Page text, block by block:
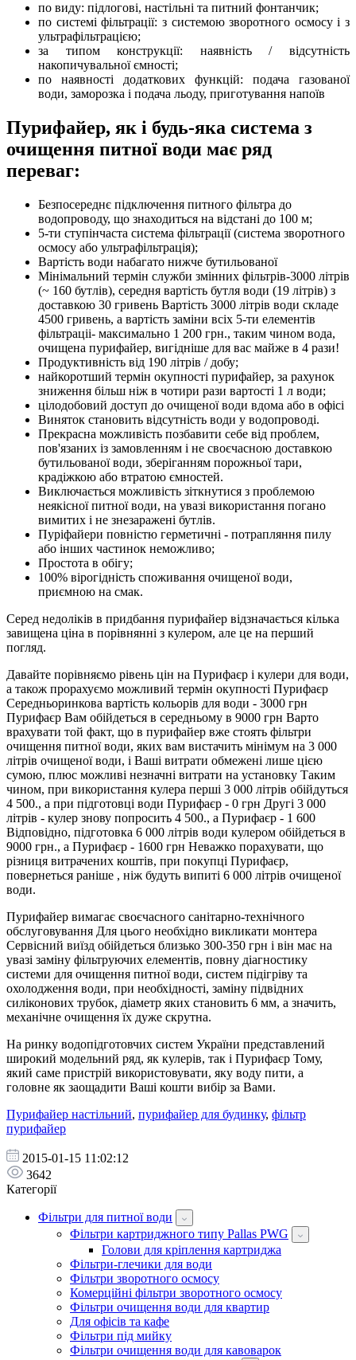
по виду: підлогові, настільні та питний фонтанчик;
по системі фільтрації: з системою зворотного осмосу і з
ультрафільтрацією;
за типом конструкції: наявність / відсутність
накопичувальної ємності;
по наявності додаткових функцій: подача газованої
води, заморозка і подача льоду, приготування напоїв
Пурифайер, як і будь-яка система з
очищення питної води має ряд
переваг:
Безпосереднє підключення питного фільтра до
водопроводу, що знаходиться на відстані до 100 м;
5-ти ступінчаста система фільтрації (система зворотного
осмосу або ультрафільтрація);
Вартість води набагато нижче бутильованої
Мінімальний термін служби змінних фільтрів-3000 літрів
(~ 160 бутлів), середня вартість бутля води (19 літрів) з
доставкою 30 гривень Вартість 3000 літрів води складе
4500 гривень, а вартість заміни всіх 5-ти елементів
фільтраціі- максимально 1 200 грн., таким чином вода,
очищена пурифайер, вигідніше для вас майже в 4 рази!
Продуктивність від 190 літрів / добу;
найкоротший термін окупності пурифайер, за рахунок
зниження більш ніж в чотири рази вартості 1 л води;
цілодобовий доступ до очищеної води вдома або в офісі
Виняток становить відсутність води у водопроводі.
Прекрасна можливість позбавити себе від проблем,
пов'язаних із замовленням і не своєчасною доставкою
бутильованої води, зберіганням порожньої тари,
крадіжкою або втратою ємностей.
Виключається можливість зіткнутися з проблемою
неякісної питної води, на увазі використання погано
вимитих і не знезаражені бутлів.
Пуріфайери повністю герметичні - потрапляння пилу
або інших частинок неможливо;
Простота в обігу;
100% вірогідність споживання очищеної води,
приємною на смак.
Серед недоліків в придбання пурифайер відзначається кілька
завищена ціна в порівнянні з кулером, але це на перший
погляд.
Давайте порівняємо рівень цін на Пурифаєр і кулери для води,
а також прорахуємо можливий термін окупності Пурифаєр
Середньоринкова вартість кольорів для води - 3000 грн
Пурифаєр Вам обійдеться в середньому в 9000 грн Варто
врахувати той факт, що в пурифайер вже стоять фільтри
очищення питної води, яких вам вистачить мінімум на 3 000
літрів очищеної води, і Ваші витрати обмежені лише цією
сумою, плюс можливі незначні витрати на установку Таким
чином, при використання кулера перші 3 000 літрів обійдуться
4 500., а при підготовці води Пурифаєр - 0 грн Другі 3 000
літрів - кулер знову попросить 4 500., а Пурифаєр - 1 600
Відповідно, підготовка 6 000 літрів води кулером обійдеться в
9000 грн., а Пурифаєр - 1600 грн Неважко порахувати, що
різниця витрачених коштів, при покупці Пурифаєр,
повернеться раніше , ніж будуть випиті 6 000 літрів очищеної
води.
Пурифайер вимагає своєчасного санітарно-технічного
обслуговування Для цього необхідно викликати монтера
Сервісний виїзд обійдеться близько 300-350 грн і він має на
увазі заміну фільтруючих елементів, повну діагностику
системи для очищення питної води, систем підігріву та
охолодження води, при необхідності, заміну підвідних
силіконових трубок, діаметр яких становить 6 мм, а значить,
механічне очищення їх дуже скрутна.
На ринку водопідготовчих систем України представлений
широкий модельний ряд, як кулерів, так і Пурифаєр Тому,
який саме пристрій використовувати, яку воду пити, а
головне як заощадити Ваші кошти вибір за Вами.
Пурифайер настільний, пурифайер для будинку, фільтр
пурифайер
2015-01-15 11:02:12
3642
Категорії
Фільтри для питної води
Фільтри картриджного типу Pallas PWG
Голови для кріплення картриджа
Фільтри-глечики для води
Фільтри зворотного осмосу
Комерційні фільтри зворотного осмосу
Фільтри очищення води для квартир
Для офісів та кафе
Фільтри під мийку
Фільтри очищення води для кавоварок